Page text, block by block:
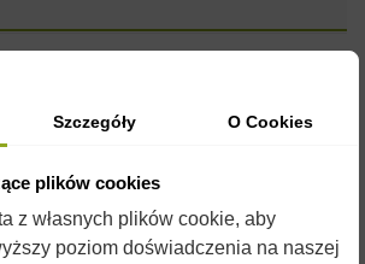
wykonane z elastycznego i wytrzymałego
w sprayu. Silikon jest jednocześnie
i czynnikiem ułatwiającym
świec.
Szczegóły O Cookies
plików cookies
z własnych plików cookie, aby
poziom doświadczenia na naszej